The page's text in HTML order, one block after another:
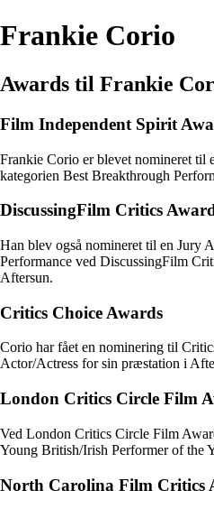
Frankie Corio
Awards til Frankie
Film Independent Spirit
Frankie Corio er blevet nomineret til
kategorien Best Breakthrough
DiscussingFilm Critics
Han blev også nomineret til en Jury
Performance ved DiscussingFilm
Aftersun.
Critics Choice Awards
Corio har fået en nominering til
Actor/Actress for sin præstation i
London Critics Circle Film
Ved London Critics Circle Film
Young British/Irish Performer of the
North Carolina Film Critics